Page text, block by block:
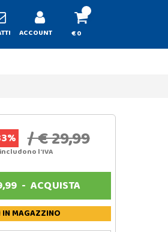
ACCOUNT € 0
/ € 29,99
l'IVA
- ACQUISTA
IN MAGAZZINO